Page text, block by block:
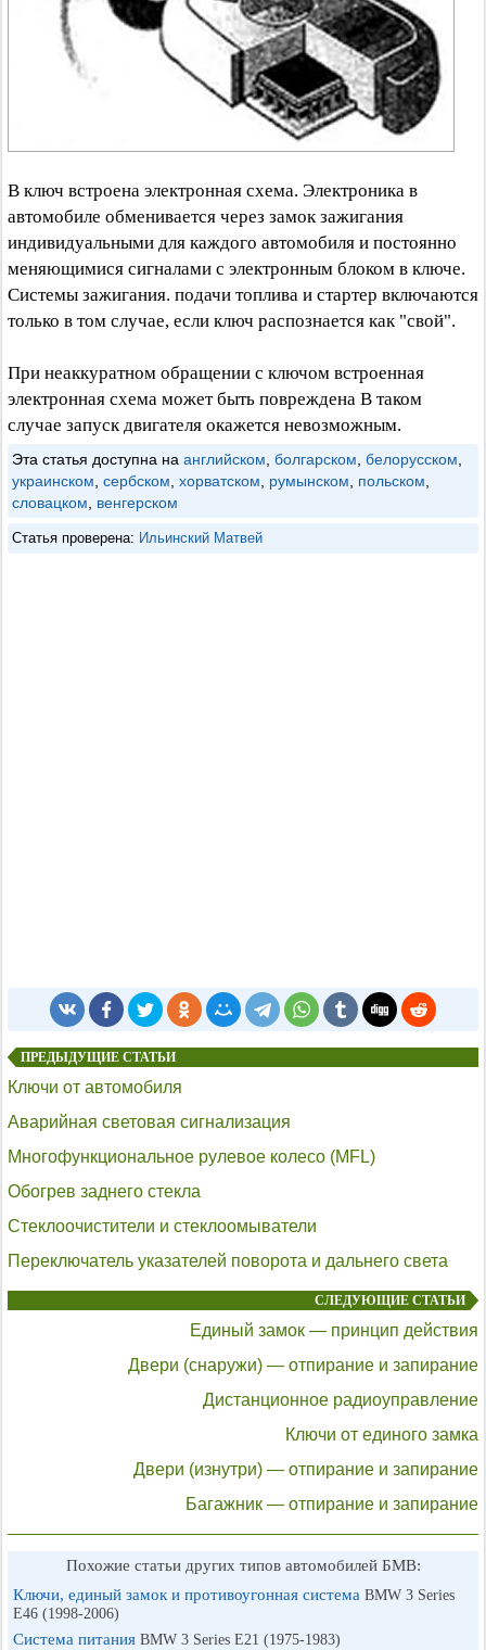
В ключ встроена электронная схема. Электроника в
автомобиле обменивается через замок зажигания
индивидуальными для каждого автомобиля и постоянно
меняющимися сигналами с электронным блоком в ключе.
Системы зажигания. подачи топлива и стартер включаются
только в том случае, если ключ распознается как "свой".
При неаккуратном обращении с ключом встроенная
электронная схема может быть повреждена В таком
случае запуск двигателя окажется невозможным.
Эта статья доступна на английском болгарском белорусском
украинском сербском хорватском румынском польском
словацком
венгерском
Статья проверена: Ильинский Матвей
ПРЕДЫДУЩИЕ СТАТЬИ
Ключи от автомобиля
Аварийная световая сигнализация
Многофункциональное рулевое колесо (MFL)
Обогрев заднего стекла
Стеклоочистители и стеклоомыватели
Переключатель указателей поворота и дальнего света
СЛЕДУЮЩИЕ СТАТЬИ
Единый замок — принцип действия
Двери (снаружи) — отпирание и запирание
Дистанционное радиоуправление
Ключи от единого замка
Двери (изнутри) — отпирание и запирание
Багажник — отпирание и запирание
Похожие статьи других типов автомобилей БМВ:
Ключи, единый замок и противоугонная система BMW 3 Series
E46 (1998-2006)
Система питания BMW 3 Series E21 (1975-1983)